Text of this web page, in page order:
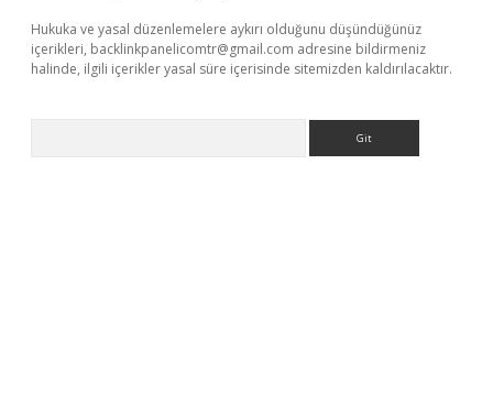
Hukuka ve yasal düzenlemelere aykırı olduğunu düşündüğünüz
içerikleri, backlinkpanelicomtr@gmail.com adresine bildirmeniz
halinde, ilgili içerikler yasal süre içerisinde sitemizden kaldırılacaktır.